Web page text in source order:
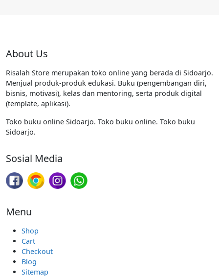
About Us
Risalah Store merupakan toko online yang berada di Sidoarjo.
Menjual produk-produk edukasi. Buku (pengembangan diri,
bisnis, motivasi), kelas dan mentoring, serta produk digital
(template, aplikasi).
Toko buku online Sidoarjo. Toko buku online. Toko buku
Sidoarjo.
Sosial Media
Menu
Shop
Cart
Checkout
Blog
Sitemap